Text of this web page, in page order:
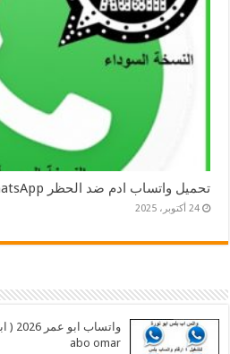
تحميل واتساب ادم ضد الحظر AdamWhatsApp اخر تحديث 2026
24 أكتوبر، 2025
abo omar